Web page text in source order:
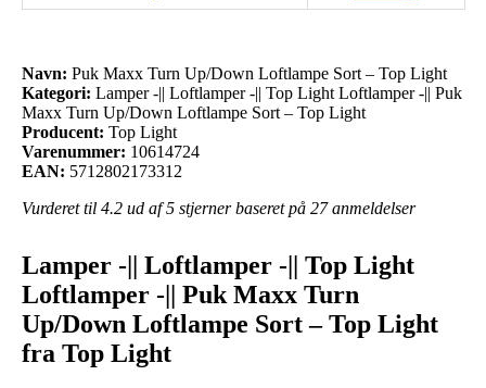
Navn: Puk Maxx Turn Up/Down Loftlampe Sort – Top Light
Kategori: Lamper -|| Loftlamper -|| Top Light Loftlamper -|| Puk
Maxx Turn Up/Down Loftlampe Sort – Top Light
Producent: Top Light
Varenummer: 10614724
EAN: 5712802173312
Vurderet til 4.2 ud af 5 stjerner baseret på 27anmeldelser
Lamper -|| Loftlamper -|| Top Light
Loftlamper -|| Puk Maxx Turn
Up/Down Loftlampe Sort – Top Light
fra Top Light